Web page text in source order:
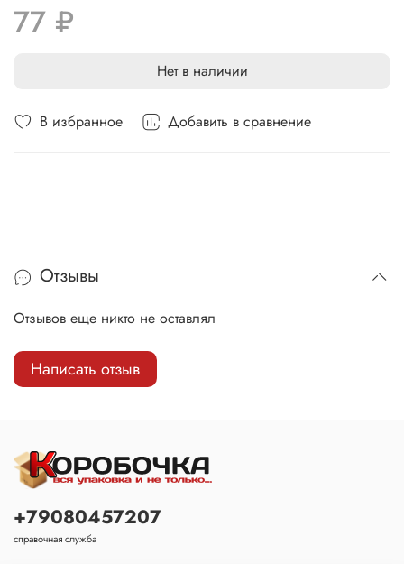
В избранное Добавить в сравнение
77 ₽
Нет в наличии
Отзывы
Отзывов еще никто не оставлял
Написать отзыв
+79080457207
справочная служба